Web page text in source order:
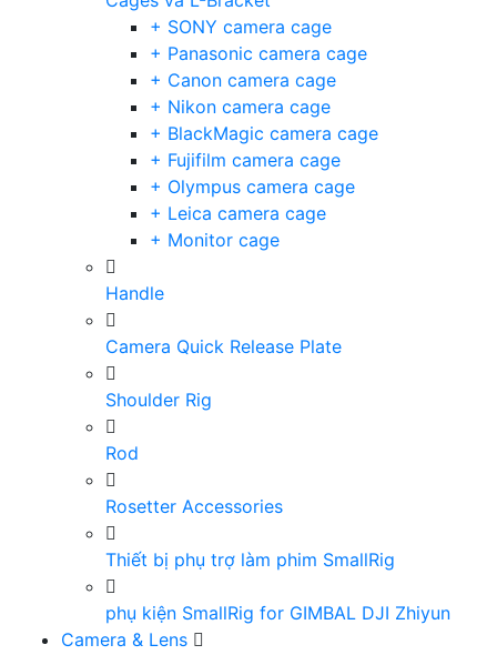
+ SONY camera cage
+ Panasonic camera cage
+ Canon camera cage
+ Nikon camera cage
+ BlackMagic camera cage
+ Fujifilm camera cage
+ Olympus camera cage
+ Leica camera cage
+ Monitor cage
Handle
Camera Quick Release Plate
Shoulder Rig
Rod
Rosetter Accessories
Thiết bị phụ trợ làm phim SmallRig
phụ kiện SmallRig for GIMBAL DJI Zhiyun
Camera & Lens